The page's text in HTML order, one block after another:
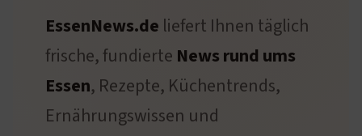
EssenNews.de liefert Ihnen täglich
frische, fundierte News rund ums
Essen, Rezepte, Küchentrends,
Ernährungswissen und